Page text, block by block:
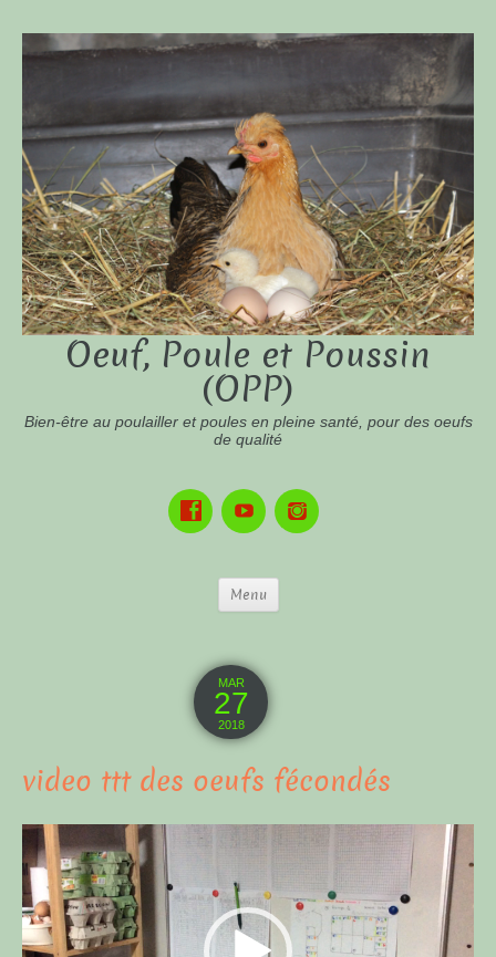
Oeuf, Poule et Poussin
(OPP)
Bien-être au poulailler et poules en pleine santé, pour des oeufs
de qualité
Menu
MAR
27
2018
video ttt des oeufs fécondés
Lecteur
vidéo